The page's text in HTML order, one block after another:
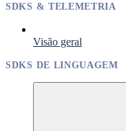
SDKS & TELEMETRIA
Visão geral
SDKS DE LINGUAGEM